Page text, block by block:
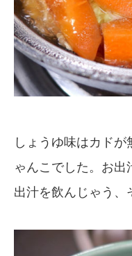
しょうゆ味はカド
ゃんこでした。お出
出汁を飲んじゃう、